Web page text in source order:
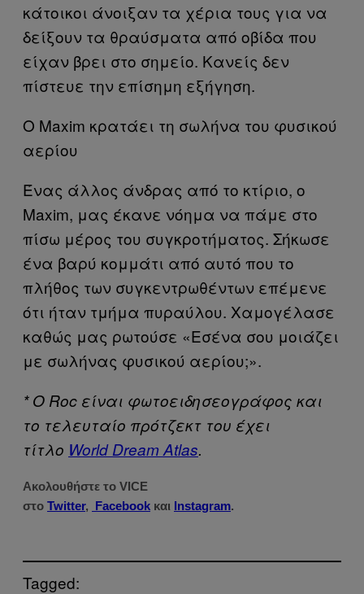
κάτοικοι άνοιξαν τα χέρια τους για να
δείξουν τα θραύσματα από οβίδα που
είχαν βρει στο σημείο. Κανείς δεν
πίστευε την επίσημη εξήγηση.
Ο Maxim κρατάει τη σωλήνα του φυσικού
αερίου
Ένας άλλος άνδρας από το κτίριο, ο
Maxim, μας έκανε νόημα να πάμε στο
πίσω μέρος του συγκροτήματος. Σήκωσε
ένα βαρύ κομμάτι από αυτό που το
πλήθος των συγκεντρωθέντων επέμενε
ότι ήταν τμήμα πυραύλου. Χαμογέλασε
καθώς μας ρωτούσε «Εσένα σου μοιάζει
με σωλήνας φυσικού αερίου;».
* Ο Roc είναι φωτοειδησεογράφος και
το τελευταίο πρότζεκτ του έχει
τίτλο World Dream Atlas.
Ακολουθήστε το VICE
στο Twitter, Facebook και Instagram.
Tagged: